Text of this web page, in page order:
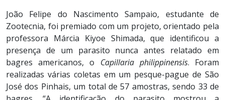
João Felipe do Nascimento Sampaio, estudante de
Zootecnia, foi premiado com um projeto, orientado pela
professora Márcia Kiyoe Shimada, que identificou a
presença de um parasito nunca antes relatado em
bagres americanos, o Capillaria philippinensis. Foram
realizadas várias coletas em um pesque-pague de São
José dos Pinhais, um total de 57 amostras, sendo 33 de